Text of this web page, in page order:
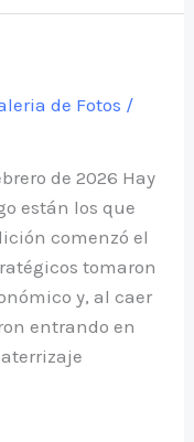
de Fotos /
de 2026 Hay
están los que
comenzó el
tomaron
y, al caer
entrando en